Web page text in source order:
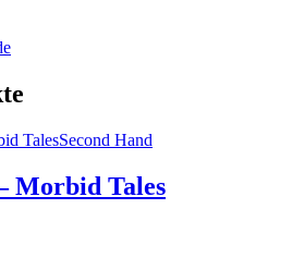
Second Hand
Morbid Tales